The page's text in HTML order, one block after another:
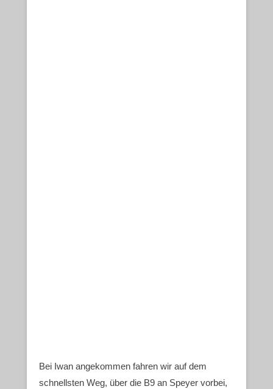
Bei Iwan angekommen fahren wir auf dem
schnellsten Weg, über die B9 an Speyer vorbei,